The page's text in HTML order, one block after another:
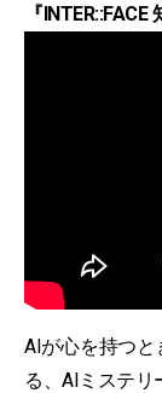
『
AIが心を持つ
る、AIミステリ